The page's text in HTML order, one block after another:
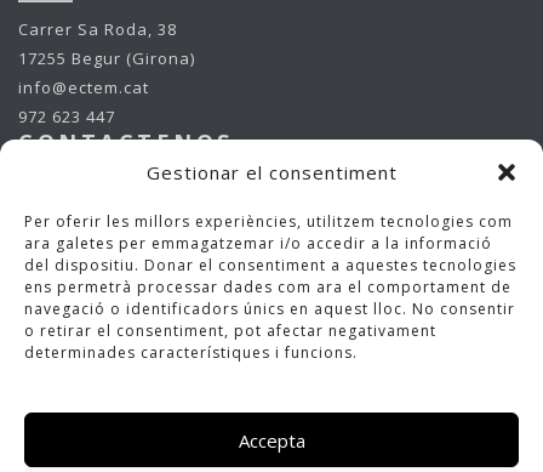
Gestionar el consentiment
Per oferir les millors experiències, utilitzem tecnologies com
ara galetes per emmagatzemar i/o accedir a la informació
del dispositiu. Donar el consentiment a aquestes tecnologies
ens permetrà processar dades com ara el comportament de
navegació o identificadors únics en aquest lloc. No consentir
o retirar el consentiment, pot afectar negativament
determinades característiques i funcions.
Accepta
Carrer Sa Roda, 38
17255 Begur (Girona)
info@ectem.cat
972 623 447
CONTACTENOS
17255 Begur (Girona)
info@ectem.cat
972 623 447
CONTACT US
972 623 447